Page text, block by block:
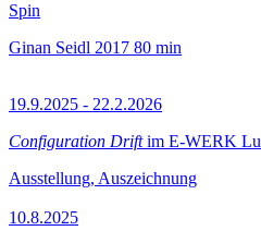
Spin
Ginan Seidl 2017 80 min
19.9.2025 - 22.2.2026
Configuration Driftim E-WERK
Ausstellung, Auszeichnung
10.8.2025